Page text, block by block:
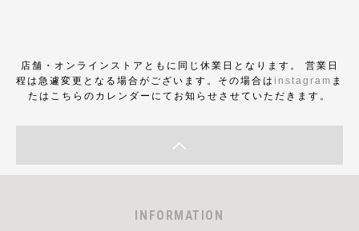
店舗・オンラインストアともに同じ休業日となります。 営業日
程は急遽変更となる場合がございます。その場合は instagram ま
たはこちらのカレンダーにてお知らせさせていただきます。
INFORMATION